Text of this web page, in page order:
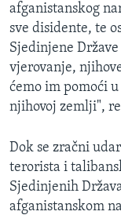
Learning English
PRATITE NAS
afganistanskog
sve disidente, te
Sjedinjene
vjerovanje,
ćemo im pomoći
njihovoj zemlji",
Dok se zračni
terorista i
Sjedinjenih
afganistanskom